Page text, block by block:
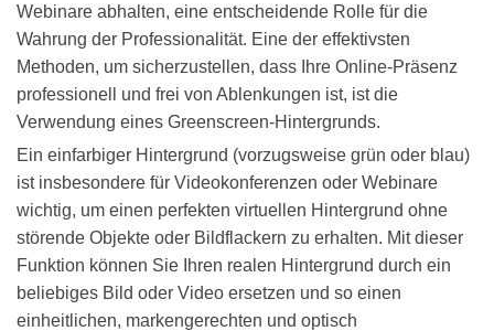
Webinare abhalten, eine entscheidende Rolle für die
Wahrung der Professionalität. Eine der effektivsten
Methoden, um sicherzustellen, dass Ihre Online-Präsenz
professionell und frei von Ablenkungen ist, ist die
Verwendung eines Greenscreen-Hintergrunds.
Ein einfarbiger Hintergrund (vorzugsweise grün oder blau)
ist insbesondere für Videokonferenzen oder Webinare
wichtig, um einen perfekten virtuellen Hintergrund ohne
störende Objekte oder Bildflackern zu erhalten. Mit dieser
Funktion können Sie Ihren realen Hintergrund durch ein
beliebiges Bild oder Video ersetzen und so einen
einheitlichen, markengerechten und optisch